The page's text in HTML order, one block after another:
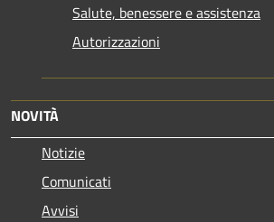
Salute, benessere e assistenza
Autorizzazioni
NOVITÀ
Notizie
Comunicati
Avvisi